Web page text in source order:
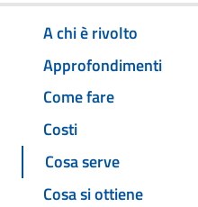
A chi è rivolto
Approfondimenti
Come fare
Costi
Cosa serve
Cosa si ottiene